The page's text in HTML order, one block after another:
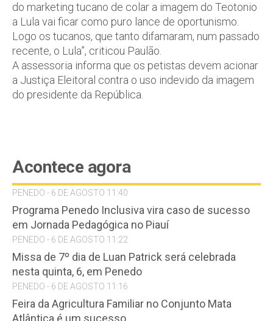
do marketing tucano de colar a imagem do Teotonio
a Lula vai ficar como puro lance de oportunismo.
Logo os tucanos, que tanto difamaram, num passado
recente, o Lula”, criticou Paulão.
A assessoria informa que os petistas devem acionar
a Justiça Eleitoral contra o uso indevido da imagem
do presidente da República.
Acontece agora
PENEDO - 6 DE AGOSTO 11:40
Programa Penedo Inclusiva vira caso de sucesso
em Jornada Pedagógica no Piauí
PENEDO - 6 DE AGOSTO 11:22
Missa de 7º dia de Luan Patrick será celebrada
nesta quinta, 6, em Penedo
PENEDO - 6 DE AGOSTO 11:16
Feira da Agricultura Familiar no Conjunto Mata
Atlântica é um sucesso